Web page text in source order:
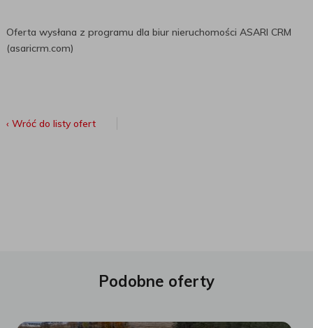
Oferta wysłana z programu dla biur nieruchomości ASARI CRM
(asaricrm.com)
‹ Wróć do listy ofert
Podobne oferty